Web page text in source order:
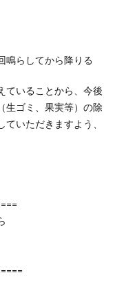
鳴らしてから降りる
ていることから、今後
生ゴミ、果実等）の除
いただきますよう、